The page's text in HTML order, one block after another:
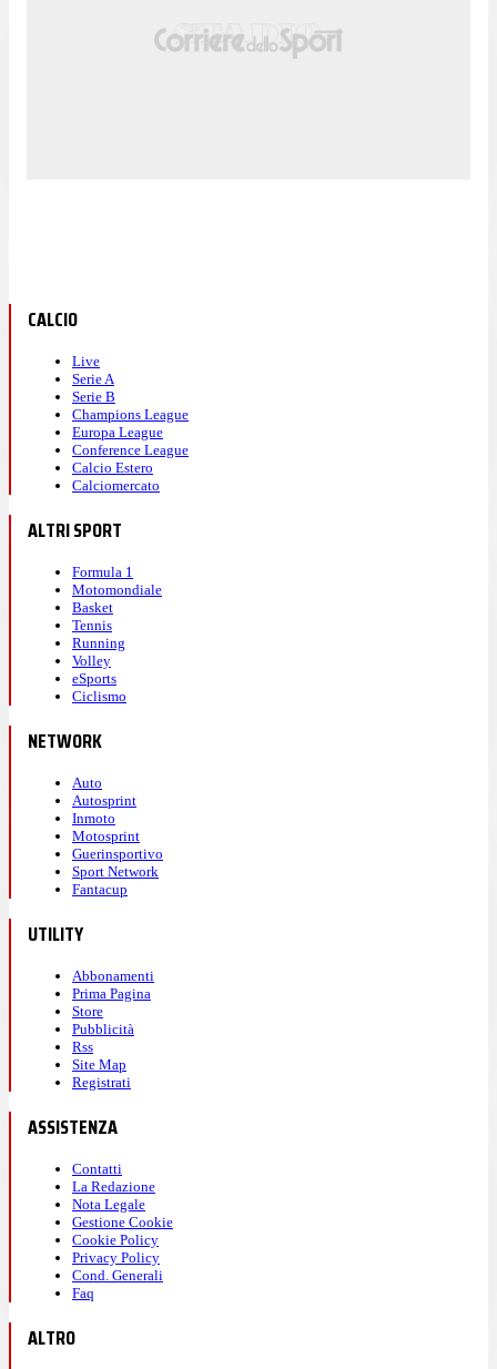
CALCIO
Live
Serie A
Serie B
Champions League
Europa League
Conference League
Calcio Estero
Calciomercato
ALTRI SPORT
Formula 1
Motomondiale
Basket
Tennis
Running
Volley
eSports
Ciclismo
NETWORK
Auto
Autosprint
Inmoto
Motosprint
Guerinsportivo
Sport Network
Fantacup
UTILITY
Abbonamenti
Prima Pagina
Store
Pubblicità
Rss
Site Map
Registrati
ASSISTENZA
Contatti
La Redazione
Nota Legale
Gestione Cookie
Cookie Policy
Privacy Policy
Cond. Generali
Faq
ALTRO